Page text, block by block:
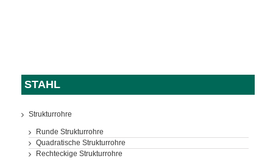
STAHL
Strukturrohre
Runde Strukturrohre
Quadratische Strukturrohre
Rechteckige Strukturrohre